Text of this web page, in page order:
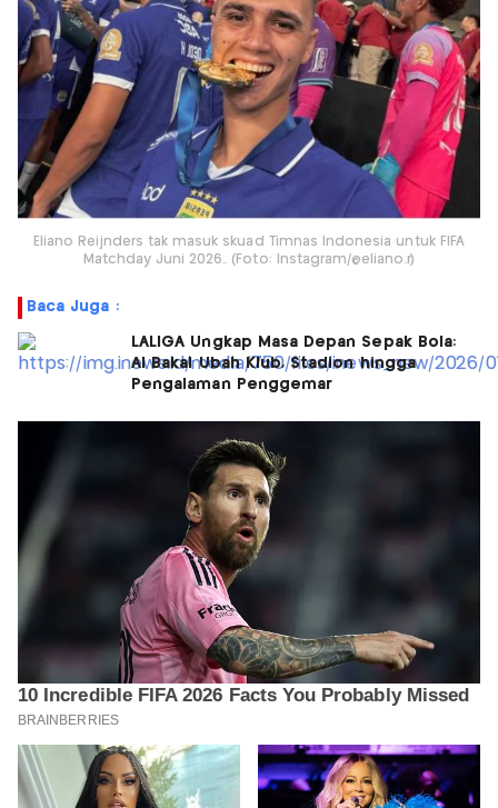
Eliano Reijnders tak masuk skuad Timnas Indonesia untuk FIFA
Matchday Juni 2026.. (Foto: Instagram/@eliano.r)
Baca Juga :
LALIGA Ungkap Masa Depan Sepak Bola:
AI Bakal Ubah Klub, Stadion hingga
Pengalaman Penggemar